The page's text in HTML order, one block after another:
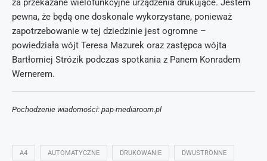
za przekazane wielofunkcyjne urządzenia drukujące. Jestem
pewna, że będą one doskonale wykorzystane, ponieważ
zapotrzebowanie w tej dziedzinie jest ogromne –
powiedziała wójt Teresa Mazurek oraz zastępca wójta
Bartłomiej Strózik podczas spotkania z Panem Konradem
Wernerem.
Pochodzenie wiadomości: pap-mediaroom.pl
A4 AUTOMATYCZNE DRUKOWANIE DWUSTRONNE